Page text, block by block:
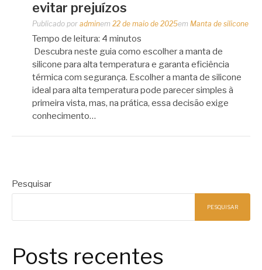
evitar prejuízos
Publicado por adminem 22 de maio de 2025em Manta de silicone
Tempo de leitura: 4 minutos
Descubra neste guia como escolher a manta de
silicone para alta temperatura e garanta eficiência
térmica com segurança. Escolher a manta de silicone
ideal para alta temperatura pode parecer simples à
primeira vista, mas, na prática, essa decisão exige
conhecimento…
Pesquisar
PESQUISAR
Posts recentes